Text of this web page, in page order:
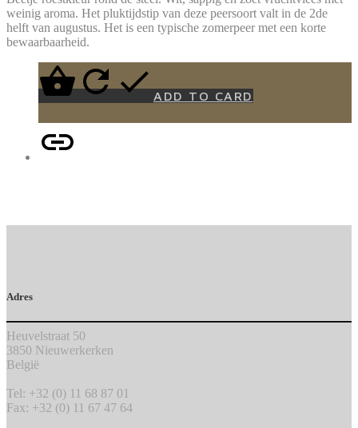
weinig aroma. Het pluktijdstip van deze peersoort valt in de 2de
helft van augustus. Het is een typische zomerpeer met een korte
bewaarbaarheid.
ADD TO CARD
Adres
Heuvelstraat 50
3850 Nieuwerkerken
België
Tel: +32 (0) 11 68 87 01
Fax: +32 (0) 11 67 47 64